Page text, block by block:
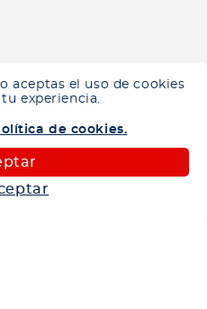
aceptas el uso de cookies
experiencia.
de cookies.
disponibles en tu zona